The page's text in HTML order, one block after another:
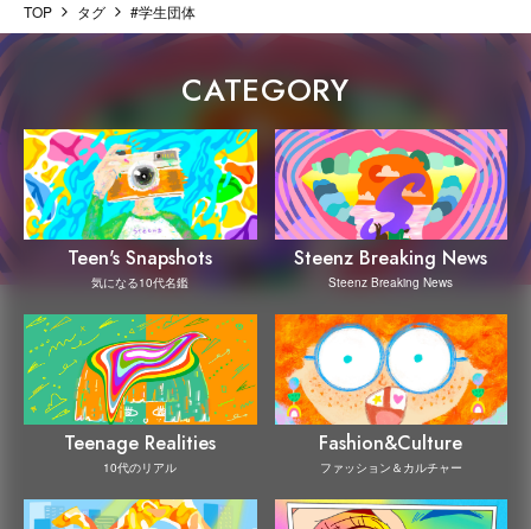
TOP タグ #学生団体
CATEGORY
Teen's Snapshots
気になる10代名鑑
Steenz Breaking News
Steenz Breaking News
Teenage Realities
10代のリアル
Fashion&Culture
ファッション＆カルチャー